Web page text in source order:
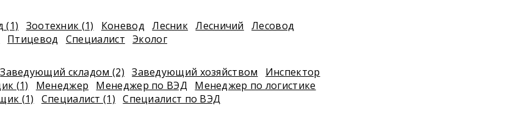
(1) Зоотехник (1) Коневод Лесник Лесничий
Лесовод
Птицевод Специалист Эколог
Заведующий складом (2) Заведующий хозяйством
Инспектор
(1) Менеджер Менеджер по ВЭД
Менеджер по логистике
(1) Специалист (1)
Специалист по ВЭД